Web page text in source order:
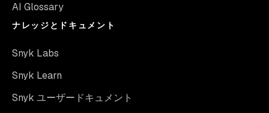
AI Glossary
ナレッジとドキュメント
Snyk Labs
Snyk Learn
Snyk ユーザードキュメント